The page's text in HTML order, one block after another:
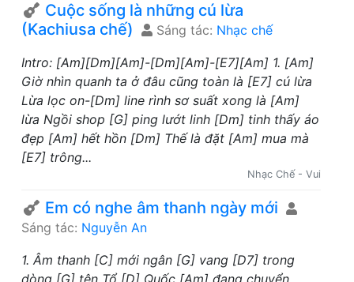
Cuộc sống là những cú lừa
(Kachiusa chế)
Sáng tác: Nhạc chế
Intro: [Am][Dm][Am]-[Dm][Am]-[E7][Am] 1. [Am]
Giờ nhìn quanh ta ở đâu cũng toàn là [E7] cú lừa
Lừa lọc on-[Dm] line rình sơ suất xong là [Am]
lừa Ngồi shop [G] ping lướt linh [Dm] tinh thấy áo
đẹp [Am] hết hồn [Dm] Thế là đặt [Am] mua mà
[E7] trông...
Nhạc Chế - Vui
Em có nghe âm thanh ngày mới
Sáng tác: Nguyễn An
1. Âm thanh [C] mới ngân [G] vang [D7] trong
dòng [G] tên Tổ [D] Quốc [Am] đang chuyển